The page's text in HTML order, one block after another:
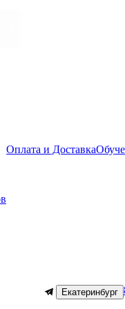
Оплата и Доставка
Екатеринбург